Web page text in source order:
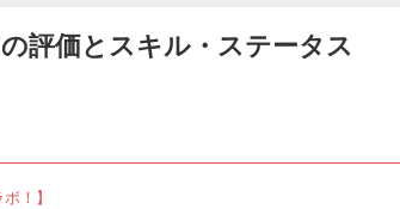
評価とスキル・ステータス
！】